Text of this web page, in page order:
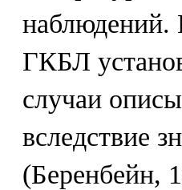
наблюдений.
ГКБЛ
случаи
вследствие
(Беренбейн,